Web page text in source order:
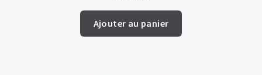
Ajouter au panier